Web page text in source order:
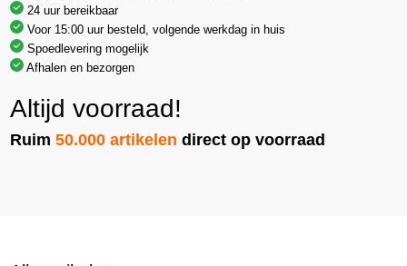
24 uur bereikbaar
Voor 15:00 uur besteld, volgende werkdag in huis
Spoedlevering mogelijk
Afhalen en bezorgen
Altijd voorraad!
Ruim50.000 artikelen direct op voorraad